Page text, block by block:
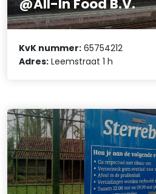
@All-In Food B.V.
KvK nummer: 65754212
Adres: Leemstraat 1 h